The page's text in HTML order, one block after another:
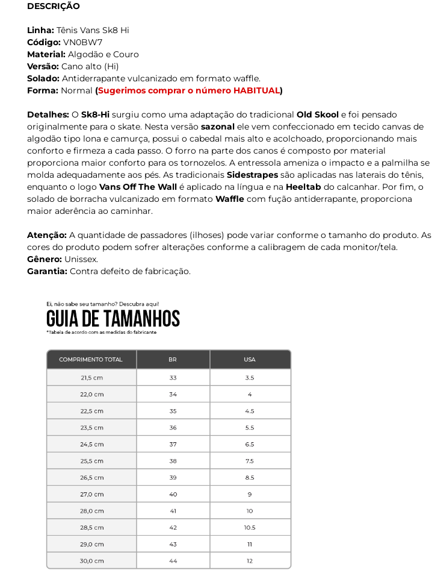
DESCRIÇÃO
Linha: Tênis Vans Sk8 Hi
Código: VN0BW7
Material: Algodão e Couro
Versão: Cano alto (Hi)
Solado: Antiderrapante vulcanizado em formato waffle.
Forma: Normal (Sugerimos comprar o número HABITUAL)
Detalhes: O Sk8-Hi surgiu como uma adaptação do tradicional Old Skool e foi pensado
originalmente para o skate. Nesta versão sazonal ele vem confeccionado em tecido canvas de
algodão tipo lona e camurça, possui o cabedal mais alto e acolchoado, proporcionando mais
conforto e firmeza a cada passo. O forro na parte dos canos é composto por material
proporciona maior conforto para os tornozelos. A entressola ameniza o impacto e a palmilha se
molda adequadamente aos pés. As tradicionais Sidestrapes são aplicadas nas laterais do tênis,
enquanto o logo Vans Off The Wall é aplicado na língua e na Heeltab do calcanhar. Por fim, o
solado de borracha vulcanizado em formato Waffle com fução antiderrapante, proporciona
maior aderência ao caminhar.
Atenção: A quantidade de passadores (ilhoses) pode variar conforme o tamanho do produto. As
cores do produto podem sofrer alterações conforme a calibragem de cada monitor/tela.
Gênero: Unissex.
Garantia: Contra defeito de fabricação.